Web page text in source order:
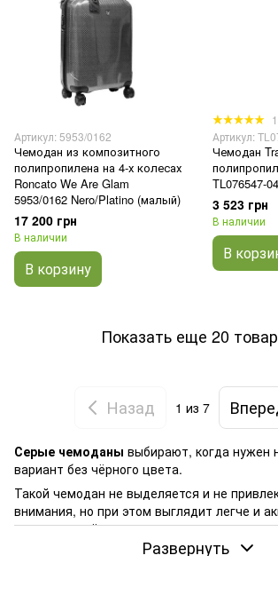
Артикул: 5953/0162
Чемодан из композитного
полипропилена на 4-х колесах
Roncato We Are Glam
5953/0162 Nero/Platino (малый)
17 200 грн
В наличии
В корзину
1
Артикул:
Чемодан
TL076547-
3 523 грн
В наличии
В
Показать еще 20
Назад 1 из 7
Серые чемоданы выбирают, когда нужен
вариант без чёрного цвета.
Такой чемодан не выделяется и не
внимания, но при этом выглядит легче и
полностьючёрные модели.
В поездках это заметно сразу: серый
Развернуть